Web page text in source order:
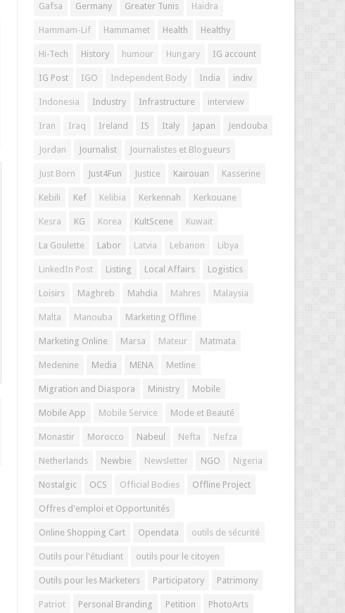
Gafsa Germany Greater Tunis Haidra
Hammam-Lif Hammamet Health Healthy
Hi-Tech History humour Hungary IG account
IG Post IGO Independent Body India indiv
Indonesia Industry Infrastructure interview
Iran Iraq Ireland IS Italy Japan Jendouba
Jordan Journalist Journalistes et Blogueurs
Just Born Just4Fun Justice Kairouan Kasserine
Kebili Kef Kelibia Kerkennah Kerkouane
Kesra KG Korea KultScene Kuwait
La Goulette Labor Latvia Lebanon Libya
LinkedIn Post Listing Local Affairs Logistics
Loisirs Maghreb Mahdia Mahres Malaysia
Malta Manouba Marketing Offline
Marketing Online Marsa Mateur Matmata
Medenine Media MENA Metline
Migration and Diaspora Ministry Mobile
Mobile App Mobile Service Mode et Beauté
Monastir Morocco Nabeul Nefta Nefza
Netherlands Newbie Newsletter NGO Nigeria
Nostalgic OCS Official Bodies Offline Project
Offres d'emploi et Opportunités
Online Shopping Cart Opendata outils de sécurité
Outils pour l'étudiant outils pour le citoyen
Outils pour les Marketers Participatory Patrimony
Patriot Personal Branding Petition PhotoArts